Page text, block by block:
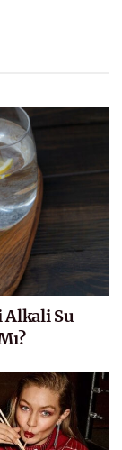
Alkali Su